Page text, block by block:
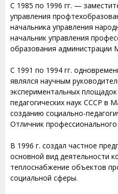
С 1985 по 1996 гг. —
управления
начальника управления
начальник управления
образования администрации
С 1991 по 1994 гг.
являлся научным
экспериментальных
педагогических наук СССР в
созданию социально-
Отличник
В 1996 г. создал частное
основной вид деятельности
теплоснабжение объектов
социальной сферы.